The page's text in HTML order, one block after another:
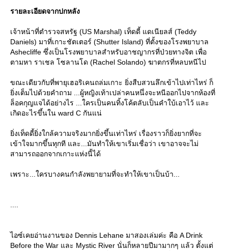
รายละเอียดจากปกหลัง
เจ้าหน้าที่ตำรวจสหรัฐ (US Marshal) เท็ดดี้ แดเนียลส์ (Teddy
Daniels) มาที่เกาะชัตเตอร์ (Shutter Island) ที่ตั้งของโรงพยาบาล
Ashecliffe ซึ่งเป็นโรงพยาบาลสำหรับอาชญากรที่ป่วยทางจิต เพื่อ
ตามหา ราเชล โซลานโด (Rachel Solando) ฆาตกรที่หลบหนีไป
ขณะเดียวกับที่พายุเฮอริเคนถล่มเกาะ ยิ่งสืบสวนลึกเข้าไปเท่าไหร่ ก็
ิ่งเต็มไปด้วยคำถาม ...ผู้หญิงเท้าเปล่าคนหนึ่งจะหนีออกไปจากห้องที่
ล็อคกุญแจได้อย่างไร ...ใครเป็นคนทิ้งโค้ตลับเป็นคำใบ้เอาไว้ และ
เกิดอะไรขึ้นใน ward C กันแน่
ิ่งเท็ดดี้ยิ่งใกล้ความจริงมากยิ่งขึ้นเท่าไหร่ เรื่องราวก็ยิ่งยากที่จะ
เข้าใจมากขึ้นทุกที และ...มันทำให้เขาเริ่มเชื่อว่า เขาอาจจะไม่
สามารถออกจากเกาะแห่งนี้ได้
เพราะ...ใครบางคนกำลังพยายามที่จะทำให้เขาเป็นบ้า...
ไอซ์เคยอ่านงานของ Dennis Lehane มาสองเล่มค่ะ คือ A Drink
Before the War และ Mystic River นั่นก็หลายปีมามากๆ แล้ว ตั้งแต่